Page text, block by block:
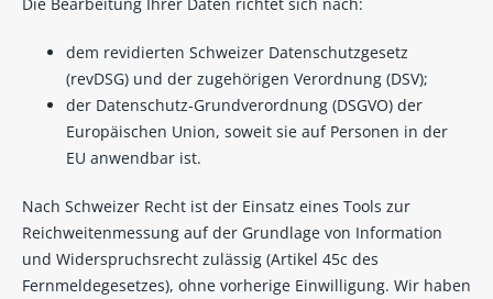
dem revidierten Schweizer Datenschutzgesetz
(revDSG) und der zugehörigen Verordnung (DSV);
der Datenschutz-Grundverordnung (DSGVO) der
Europäischen Union, soweit sie auf Personen in der
EU anwendbar ist.
Nach Schweizer Recht ist der Einsatz eines Tools zur
Reichweitenmessung auf der Grundlage von Information
und Widerspruchsrecht zulässig (Artikel 45c des
Fernmeldegesetzes), ohne vorherige Einwilligung. Wir haben